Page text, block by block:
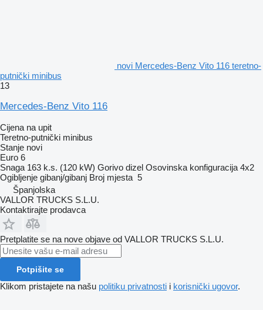
novi Mercedes-Benz Vito 116 teretno-
putnički minibus
13
Mercedes-Benz Vito 116
Cijena na upit
Teretno-putnički minibus
Stanje novi
Euro 6
Snaga 163 k.s. (120 kW) Gorivo dizel Osovinska konfiguracija 4x2
Ogibljenje gibanj/gibanj Broj mjesta 5
Španjolska
VALLOR TRUCKS S.L.U.
Kontaktirajte prodavca
Pretplatite se na nove objave od VALLOR TRUCKS S.L.U.
Potpišite se
Klikom pristajete na našu politiku privatnosti i korisnički ugovor.